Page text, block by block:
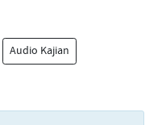
Audio Kajian